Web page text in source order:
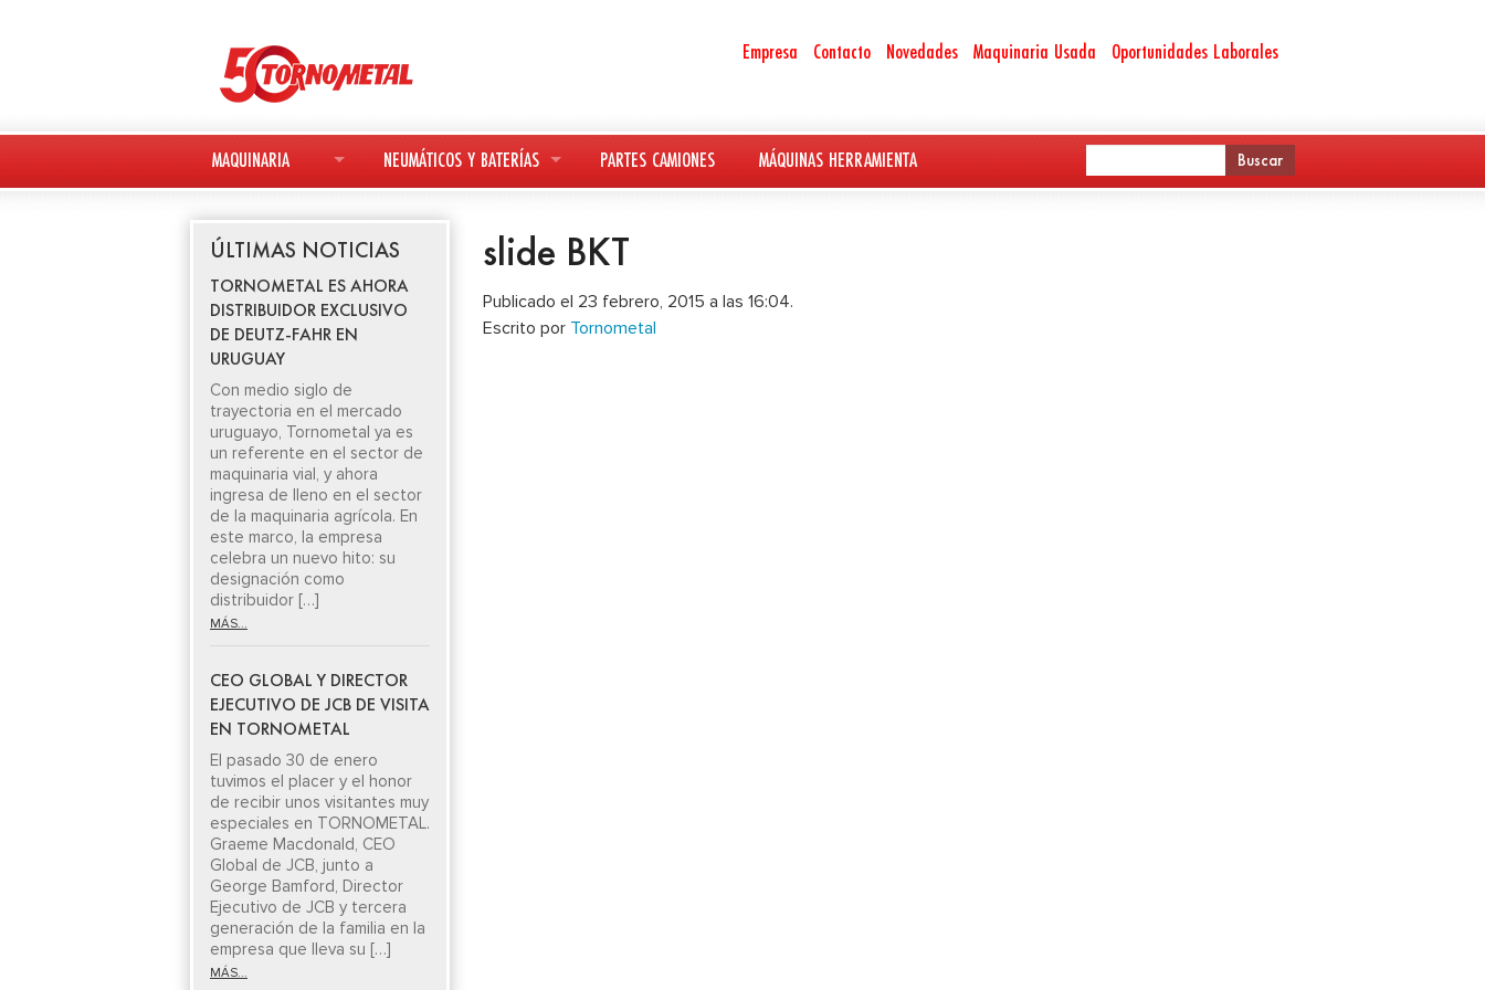
Empresa Contacto Novedades Maquinaria Usada Oportunidades Laborales
MAQUINARIA
MAQUINARIA NUEVA
MAQUINARIA USADA
DEUTZ-FAHR
AVANT
KESLA
NEUMÁTICOS Y BATERÍAS
NEUMÁTICOS
BATERÍAS
PARTES CAMIONES MÁQUINAS HERRAMIENTA
slide BKT
Publicado el 23 febrero, 2015 a las 16:04.
Escrito por Tornometal
ÚLTIMAS NOTICIAS
TORNOMETAL ES AHORA
DISTRIBUIDOR EXCLUSIVO
DE DEUTZ-FAHR EN
URUGUAY
Con medio siglo de
trayectoria en el mercado
uruguayo, Tornometal ya es
un referente en el sector de
maquinaria vial, y ahora
ingresa de lleno en el sector
de la maquinaria agrícola. En
este marco, la empresa
celebra un nuevo hito: su
designación como
distribuidor […]
MÁS...
CEO GLOBAL Y DIRECTOR
EJECUTIVO DE JCB DE VISITA
EN TORNOMETAL
El pasado 30 de enero
tuvimos el placer y el honor
de recibir unos visitantes muy
especiales en TORNOMETAL.
Graeme Macdonald, CEO
Global de JCB, junto a
George Bamford, Director
Ejecutivo de JCB y tercera
generación de la familia en la
empresa que lleva su […]
MÁS...